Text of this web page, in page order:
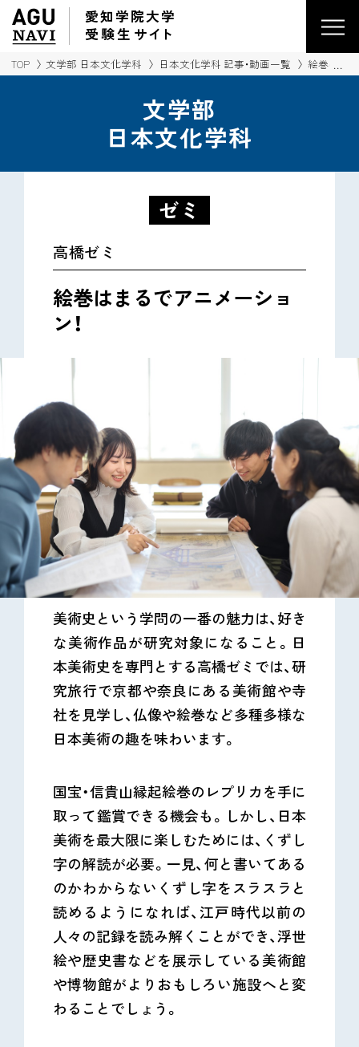
愛知学院大学
受験生 サイ ト
TOP 文学部 日本文化学科 日本文化学科 記事・動画一覧 絵巻はま
文学部
日本文化学科
ゼミ
高橋ゼミ
絵巻はまるでアニメーショ
ン！
美術史という学問の一番の魅力は、好き
な美術作品が研究対象になること。日
本美術史を専門とする高橋ゼミでは、研
究旅行で京都や奈良にある美術館や寺
社を見学し、仏像や絵巻など多種多様な
日本美術の趣を味わいます。
国宝・信貴山縁起絵巻のレプリカを手に
取って鑑賞できる機会も。しかし、日本
美術を最大限に楽しむためには、くずし
字の解読が必要。一見、何と書いてある
のかわからないくずし字をスラスラと
読めるようになれば、江戸時代以前の
人々の記録を読み解くことができ、浮世
絵や歴史書などを展示している美術館
や博物館がよりおもしろい施設へと変
わることでしょう。